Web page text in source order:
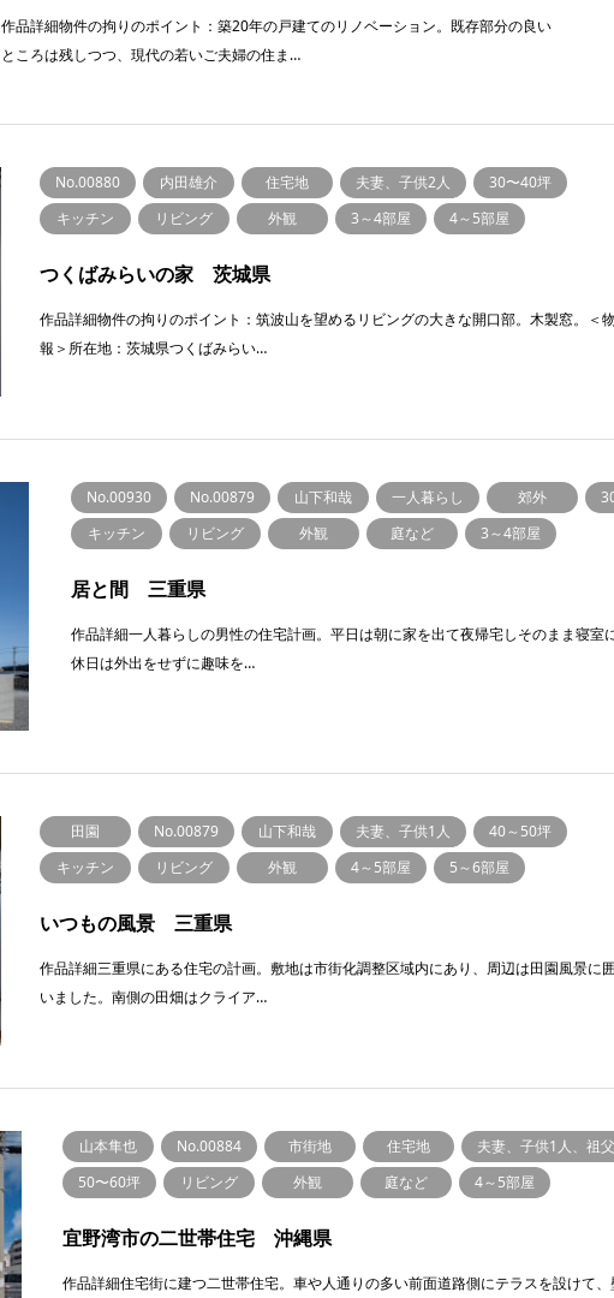
作品詳細物件の拘りのポイント：築20年の戸建てのリノベーション。既存部分の良い
ところは残しつつ、現代の若いご夫婦の住ま…
No.00880 内田雄介 住宅地 夫妻、子供2人
30〜40坪
キッチン
リビング 外観 3～4部屋 4～5部屋
つくばみらいの家 茨城県
作品詳細物件の拘りのポイント：筑波山を望めるリビングの大きな開口部。木製窓。＜
報＞所在地：茨城県つくばみらい…
No.00930 No.00879 山下和哉 一人暮らし 郊外
キッチン
リビング 外観 庭など 3～4部屋
居と間 三重県
作品詳細一人暮らしの男性の住宅計画。平日は朝に家を出て夜帰宅しそのまま寝室
休日は外出をせずに趣味を…
田園 No.00879 山下和哉 夫妻、子供1人
40～50坪
キッチン
リビング 外観 4～5部屋 5～6部屋
いつもの風景 三重県
作品詳細三重県にある住宅の計画。敷地は市街化調整区域内にあり、周辺は田園風景に
いました。南側の田畑はクライア…
山本隼也 No.00884 市街地 住宅地
夫妻、子供1人、祖
50〜60坪
リビング 外観 庭など 4～5部屋
宜野湾市の二世帯住宅 沖縄県
作品詳細住宅街に建つ二世帯住宅。車や人通りの多い前面道路側にテラスを設けて